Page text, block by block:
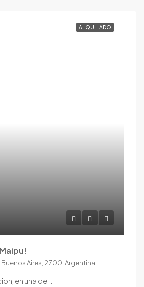
ALQUILADO
Aires, 2700, Argentina
en una de...